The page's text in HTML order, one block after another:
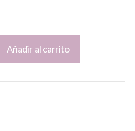
Añadir al carrito